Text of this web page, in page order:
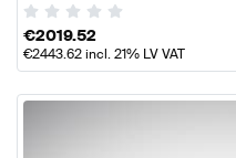
€2019.52
€2443.62incl. 21% LV VAT